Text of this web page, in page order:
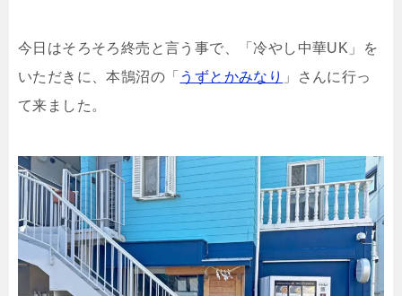
今日はそろそろ終売と言う事で、「冷やし中華UK」を
いただきに、本鵠沼の「 うずとかみなり 」さんに行っ
て来ました。